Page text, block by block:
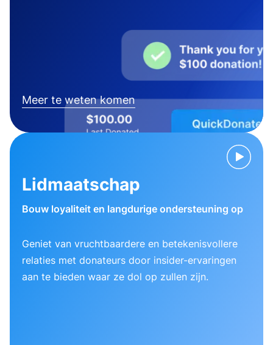
Meer te weten komen
Lidmaatschap
Bouw loyaliteit en langdurige ondersteuning op
Geniet van vruchtbaardere en betekenisvollere
relaties met donateurs door insider-ervaringen
aan te bieden waar ze dol op zullen zijn.